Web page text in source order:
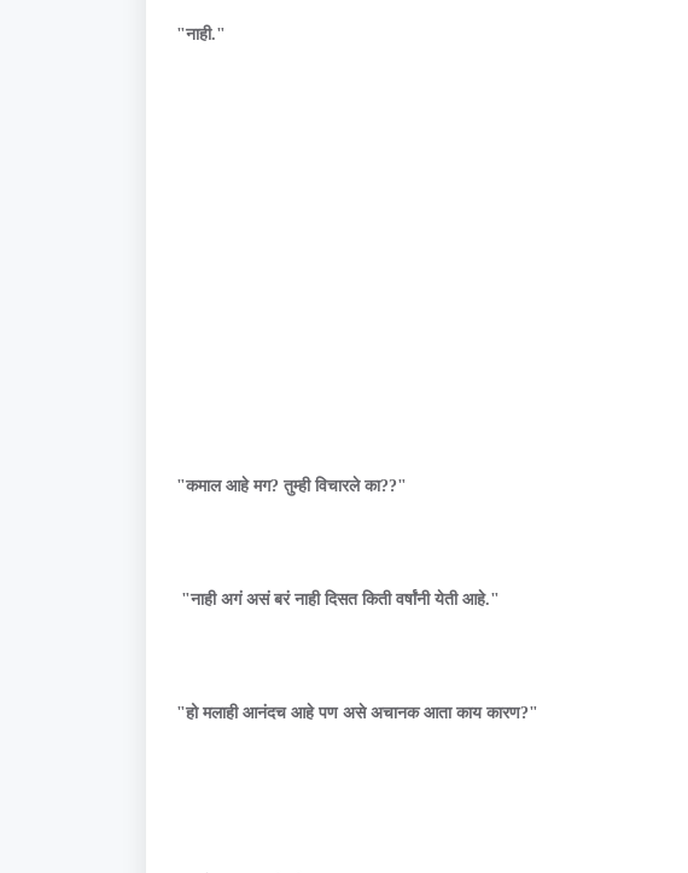
"नाही."
"कमाल आहे मग? तुम्ही विचारले का??"
"नाही अगं असं बरं नाही दिसत किती वर्षांनी येती आहे."
"हो मलाही आनंदच आहे पण असे अचानक आता काय कारण?"